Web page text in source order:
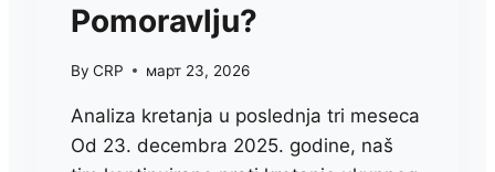
Pomoravlju?
By CRP март 23, 2026
Analiza kretanja u poslednja tri meseca
Od 23. decembra 2025. godine, naš